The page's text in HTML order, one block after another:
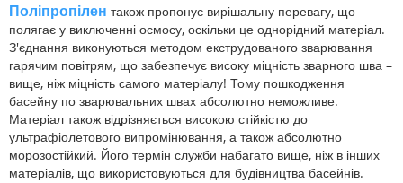
Поліпропілен також пропонує вирішальну перевагу, що
полягає у виключенні осмосу, оскільки це однорідний матеріал.
З'єднання виконуються методом екструдованого зварювання
гарячим повітрям, що забезпечує високу міцність зварного шва –
вище, ніж міцність самого матеріалу! Тому пошкодження
басейну по зварювальних швах абсолютно неможливе.
Матеріал також відрізняється високою стійкістю до
ультрафіолетового випромінювання, а також абсолютно
морозостійкий. Його термін служби набагато вище, ніж в інших
матеріалів, що використовуються для будівництва басейнів.